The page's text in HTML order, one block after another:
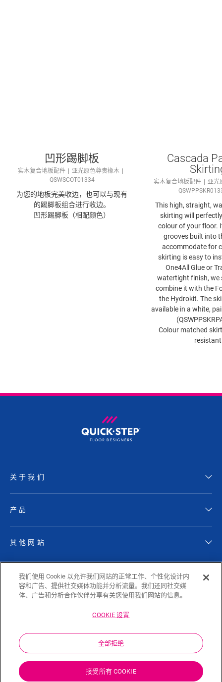
凹形踢脚板
实木复合地板配件
亚光原色尊贵橡木
QSWSCOT01334
为您的地板完美收边，也可以与现有
的踢脚板组合进行收边。
凹形踢脚板（相配颜色）
Cascada
实木复合地板配件
亚光
This high, straight,
skirting will
colour of your floor.
grooves built into
accommodate for
skirting is easy to
One4All Glue or
watertight finish, we
combine it with the
the Hydrokit. The
available in a white,
Colour matched
resistant
关于我们
产品
其他网站
关注 QUICK-STEP
Sitemap Cookie Policy
中文
我们使用 Cookie 以允许我们网站的正常工作、个性化设计内
容和广告、提供社交媒体功能并分析流量。我们还同社交媒
体、广告和分析合作伙伴分享有关您使用我们网站的信息。
COOKIE 设置
全部拒绝
接受所有 COOKIE